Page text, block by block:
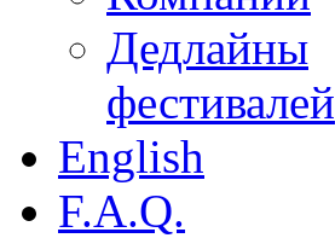
Дедлайны
фестивалей
English
F.A.Q.